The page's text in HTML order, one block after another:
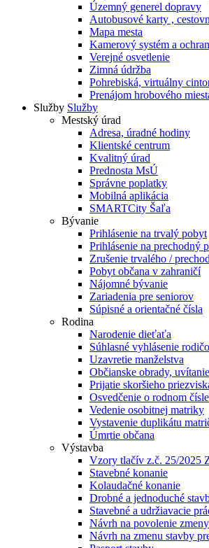
Územný generel dopravy
Autobusové karty ,
Mapa mesta
Kamerový systém a
Verejné osvetlenie
Zimná údržba
Pohrebiská, virtuálny
Prenájom hrobového
Služby Služby
Mestský úrad
Adresa, úradné hodiny
Klientské centrum
Kvalitný úrad
Prednosta MsÚ
Správne poplatky
Mobilná aplikácia
SMARTCity Šaľa
Bývanie
Prihlásenie na trvalý pobyt
Prihlásenie na prechodný
Zrušenie trvalého /
Pobyt občana v zahraničí
Nájomné bývanie
Zariadenia pre seniorov
Súpisné a orientačné čísla
Rodina
Narodenie dieťaťa
Súhlasné vyhlásenie
Uzavretie manželstva
Občianske obrady,
Prijatie skoršieho
Osvedčenie o rodnom čísle
Vedenie osobitnej matriky
Vystavenie duplikátu
Úmrtie občana
Výstavba
Vzory tlačív z.č. 25/2025
Stavebné konanie
Kolaudačné konanie
Drobné a jednoduché
Stavebné a udržiavacie
Návrh na povolenie
Návrh na zmenu stavby